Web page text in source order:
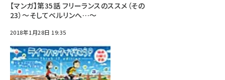
【マンガ】第35話 フリーランスのススメ（その
23）～そしてベルリンへ…～
2018年1月28日 19:35